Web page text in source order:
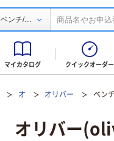
ベンチ/...
マイカタログ クイックオーダー
オ オリバー ベン
オリバー